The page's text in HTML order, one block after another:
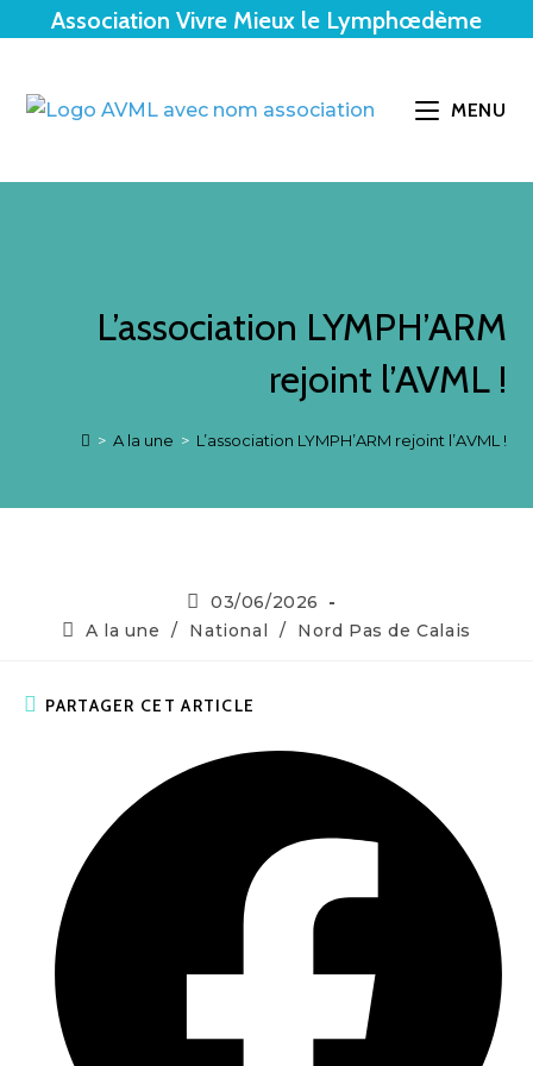
to
Association Vivre Mieux le Lymphœdème
MENU
L’association LYMPH’ARM
rejoint l’AVML !
> A la une > L’association LYMPH’ARM rejoint l’AVML !
Publication
publiée :
03/06/2026
PostA la une / National / Nord Pas de Calais
PARTAGER CET ARTICLE
fenêtre